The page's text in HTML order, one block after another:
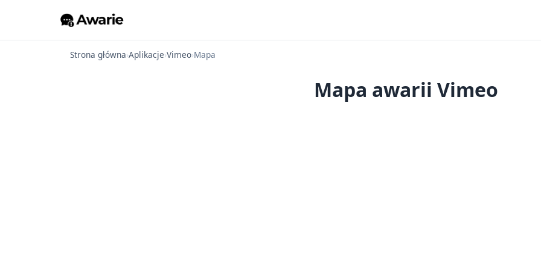
Strona główna›Aplikacje›Vimeo›Mapa
Mapa awarii Vimeo